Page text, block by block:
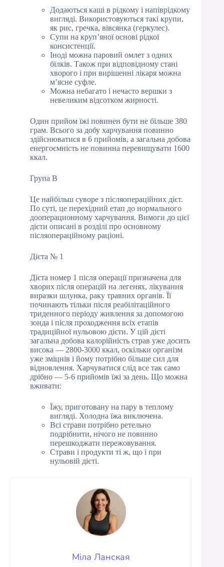
Додаються каші в рідкому і напіврідкому
вигляді. Використовуються такі крупи,
як рис, гречка, вівсянка (геркулес).
Супи на круп’яної основі рідкої
консистенції.
Іноді можна паровий омлет з одних
білків. Також при відповідному стані
хворого і при вирішенні лікаря можна
м’ясне суфле.
Можна небагато і нечасто вершки з
невеликим відсотком жирності.
Один прийом їжі повинен бути не більше 380
грам. Всього за добу харчування повинно
здійснюватися в 6 прийомів, а загальна добова
енергоємність не повинна перевищувати 1600
ккал.
Група В
Це найбільш суворе з післяопераційних дієт.
По суті, це перехідний етап до нормального
дооперационному харчування. Вимоги до цієї
дієти описані в розділі про основному
післяопераційному раціоні.
Дієта № 1
Дієта номер 1 після операції призначена для
хворих після операцій на легенях, лікування
виразки шлунка, раку травних органів. Її
починають тільки після реабілітаційного
триденного періоду живлення за допомогою
зонда і після проходження всіх етапів
традиційної нульовою дієти. У цій дієті
загальна добова калорійність страв уже досить
висока — 2800-3000 ккал, оскільки організм
уже зміцнів і йому потрібно більше сил для
відновлення. Харчуватися слід все так само
дрібно — 5-6 прийомів їжі за день. Що можна
вживати:
Їжу, приготовану на пару в теплому
вигляді. Холодна їжа виключена.
Всі страви потрібно ретельно
подрібнити, нічого не повинно
перешкоджати пережовування.
Страви і продукти ті ж, що і при
нульовій дієті.
Міла Ланская